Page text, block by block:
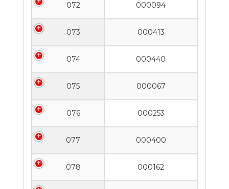
072 000094
073 000413
074 000440
075 000067
076 000253
077 000400
078 000162